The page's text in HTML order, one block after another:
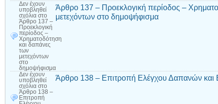
Δεν έχουν
υποβληθεί
σχόλια στο
Άρθρο 137 –
Προεκλογική
περίοδος –
Χρηματοδότηση
και δαπάνες
των
μετεχόντων
στο
δημοψήφισμα
Άρθρο 137 – Προεκλογική περίοδος –
μετεχόντων στο δημοψήφισμα
Δεν έχουν
υποβληθεί
σχόλια στο
Άρθρο 138 –
Επιτροπή
Άρθρο 138 – Επιτροπή Ελέγχου Δαπανών